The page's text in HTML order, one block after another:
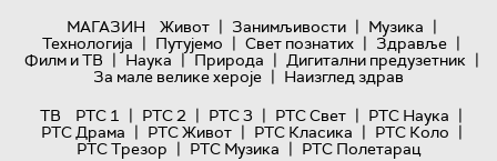
МАГАЗИН
Живот | Занимљивости | Музика |
Технологијa | Путујемо | Свет познатих | Здравље |
Филм и ТВ | Наука | Природа | Дигитални предузетник |
За мале велике хероје | Наизглед здрав
ТВ
РТС 1 | РТС 2 | РТС 3 | РТС Свет | РТС Наука |
РТС Драма | РТС Живот | РТС Класика | РТС Коло |
РТС Трезор | РТС Музика | РТС Полетарац